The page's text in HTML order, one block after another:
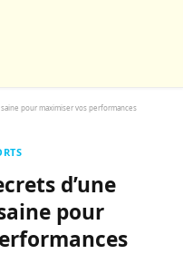
pour maximiser vos performances
d’une
pour